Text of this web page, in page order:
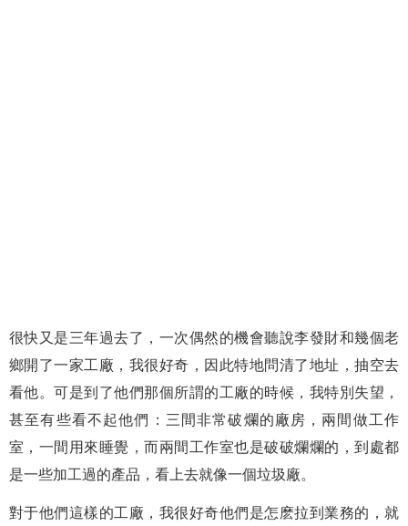
很快又是三年過去了，一次偶然的機會聽說李發財和幾個老
鄉開了一家工廠，我很好奇，因此特地問清了地址，抽空去
看他。可是到了他們那個所謂的工廠的時候，我特別失望，
甚至有些看不起他們：三間非常破爛的廠房，兩間做工作
室，一間用來睡覺，而兩間工作室也是破破爛爛的，到處都
是一些加工過的產品，看上去就像一個垃圾廠。
對于他們這樣的工廠，我很好奇他們是怎麽拉到業務的，就